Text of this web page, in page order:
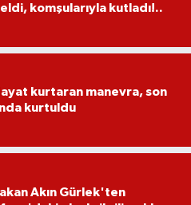
komşularıyla kutladı!..
kurtaran manevra, son
kurtuldu
Akın Gürlek'ten